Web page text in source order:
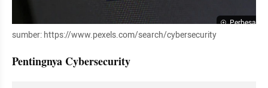
Perbesar
sumber: https://www.pexels.com/search/cybersecurity
Pentingnya Cybersecurity